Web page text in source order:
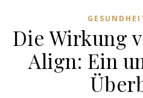
Die Wirkung
Align: Ein